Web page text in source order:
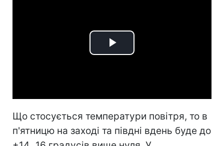
Play
Що стосується температури повітря, то в
п'ятницю на заході та півдні вдень буде до